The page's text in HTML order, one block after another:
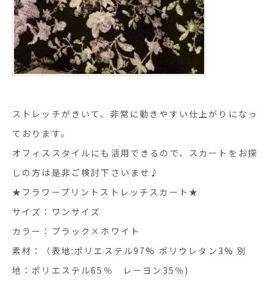
ストレッチがきいて、非常に動きやすい仕上がりになっ
ております。
オフィススタイルにも活用できるので、スカートをお探
しの方は是非ご検討下さいませ♪
★フラワープリントストレッチスカート★
サイズ：ワンサイズ
カラー：ブラック×ホワイト
素材：（表地:ポリエステル97% ポリウレタン3% 別
地：ポリエステル65％ レーヨン35％)